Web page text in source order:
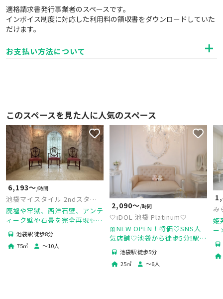
適格請求書発行事業者のスペースです。
インボイス制度に対応した利用料の領収書をダウンロードしていた
だけます。
お支払い方法について
このスペースを見た人に人気のスペース
6,193〜/時間
池袋マイスタイル 2ndスタジ
オ
廃墟や牢獄、西洋石壁、アンテ
ィーク壁や石畳を完全再現✨ゴ
シック調スタジオ🎪
池袋駅 徒歩8分
75㎡ 〜10人
2,090〜/時間
🤍iDOL 池袋 Platinum🤍
🎀NEW OPEN！特価♡SNS人
気店舗♡池袋から徒歩5分❕駅近
🌟かわいい撮影スタジオ｜生誕
祭｜コスプレ｜推し活🎀
池袋駅 徒歩5分
25㎡ 〜6人
み
姫
ー